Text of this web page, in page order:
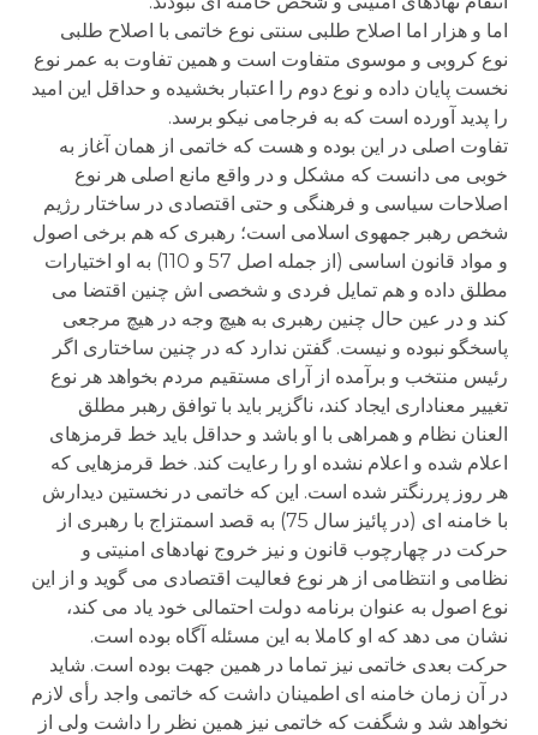
اما و هزار اما اصلاح طلبی سنتی نوع خاتمی با اصلاح طلبی
نوع کروبی و موسوی متفاوت است و همین تفاوت به عمر نوع
نخست پایان داده و نوع دوم را اعتبار بخشیده و حداقل این امید
را پدید آورده است که به فرجامی نیکو برسد.
تفاوت اصلی در این بوده و هست که خاتمی از همان آغاز به
خوبی می دانست که مشکل و در واقع مانع اصلی هر نوع
اصلاحات سیاسی و فرهنگی و حتی اقتصادی در ساختار رژیم
شخص رهبر جمهوی اسلامی است؛ رهبری که هم برخی اصول
و مواد قانون اساسی (از جمله اصل 57 و 110) به او اختیارات
مطلق داده و هم تمایل فردی و شخصی اش چنین اقتضا می
کند و در عین حال چنین رهبری به هیچ وجه در هیچ مرجعی
پاسخگو نبوده و نیست. گفتن ندارد که در چنین ساختاری اگر
رئیس منتخب و برآمده از آرای مستقیم مردم بخواهد هر نوع
تغییر معناداری ایجاد کند، ناگزیر باید با توافق رهبر مطلق
العنان نظام و همراهی با او باشد و حداقل باید خط قرمزهای
اعلام شده و اعلام نشده او را رعایت کند. خط قرمزهایی که
هر روز پررنگتر شده است. این که خاتمی در نخستین دیدارش
با خامنه ای (در پائیز سال 75) به قصد اسمتزاج با رهبری از
حرکت در چهارچوب قانون و نیز خروج نهادهای امنیتی و
نظامی و انتظامی از هر نوع فعالیت اقتصادی می گوید و از این
نوع اصول به عنوان برنامه دولت احتمالی خود یاد می کند،
نشان می دهد که او کاملا به این مسئله آگاه بوده است.
حرکت بعدی خاتمی نیز تماما در همین جهت بوده است. شاید
در آن زمان خامنه ای اطمینان داشت که خاتمی واجد رأی لازم
نخواهد شد و شگفت که خاتمی نیز همین نظر را داشت ولی از